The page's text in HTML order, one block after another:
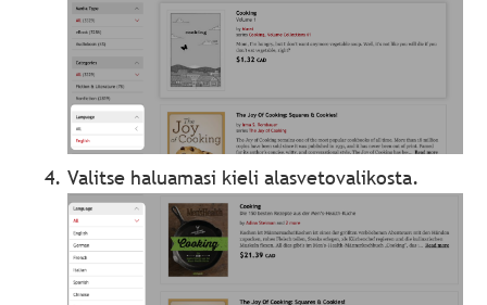
Valitse haluamasi kieli alasvetovalikosta.